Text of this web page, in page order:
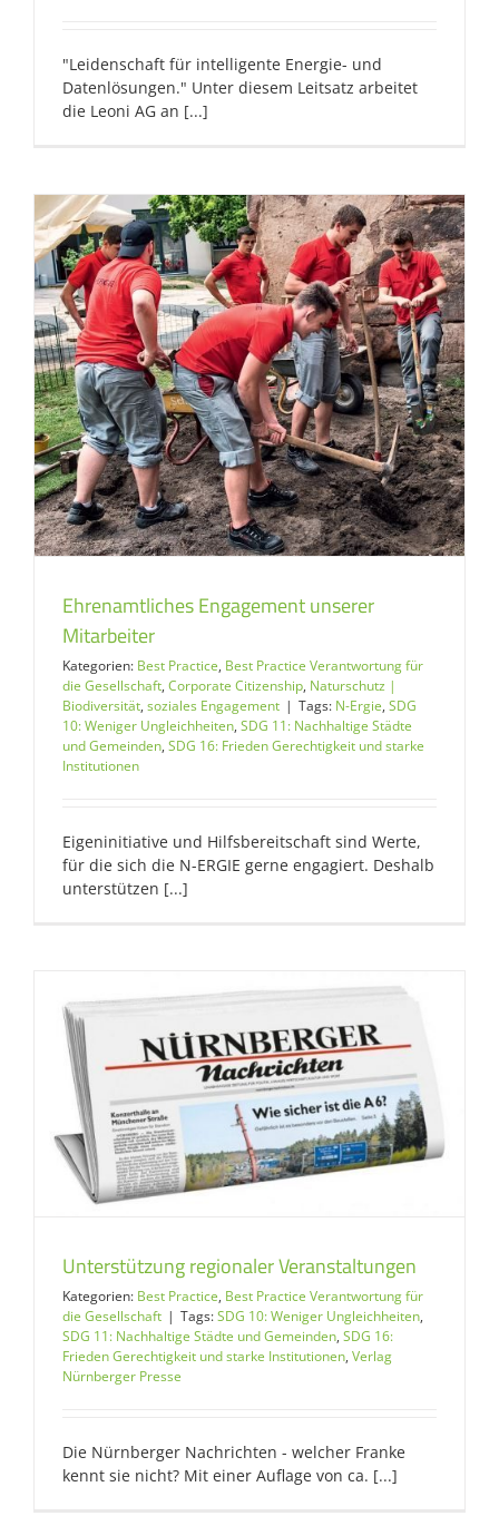
"Leidenschaft für intelligente Energie- und
Datenlösungen." Unter diesem Leitsatz arbeitet
die Leoni AG an [...]
Ehrenamtliches Engagement unserer
Mitarbeiter
Kategorien: Best Practice, Best Practice Verantwortung für
die Gesellschaft, Corporate Citizenship, Naturschutz |
Biodiversität, soziales Engagement | Tags: N-Ergie, SDG
10: Weniger Ungleichheiten, SDG 11: Nachhaltige Städte
und Gemeinden, SDG 16: Frieden Gerechtigkeit und starke
Institutionen
Eigeninitiative und Hilfsbereitschaft sind Werte,
für die sich die N-ERGIE gerne engagiert. Deshalb
unterstützen [...]
Unterstützung regionaler Veranstaltungen
Kategorien: Best Practice, Best Practice Verantwortung für
die Gesellschaft | Tags:SDG 10: Weniger Ungleichheiten,
SDG 11: Nachhaltige Städte und Gemeinden, SDG 16:
Frieden Gerechtigkeit und starke Institutionen, Verlag
Nürnberger Presse
Die Nürnberger Nachrichten - welcher Franke
kennt sie nicht? Mit einer Auflage von ca. [...]